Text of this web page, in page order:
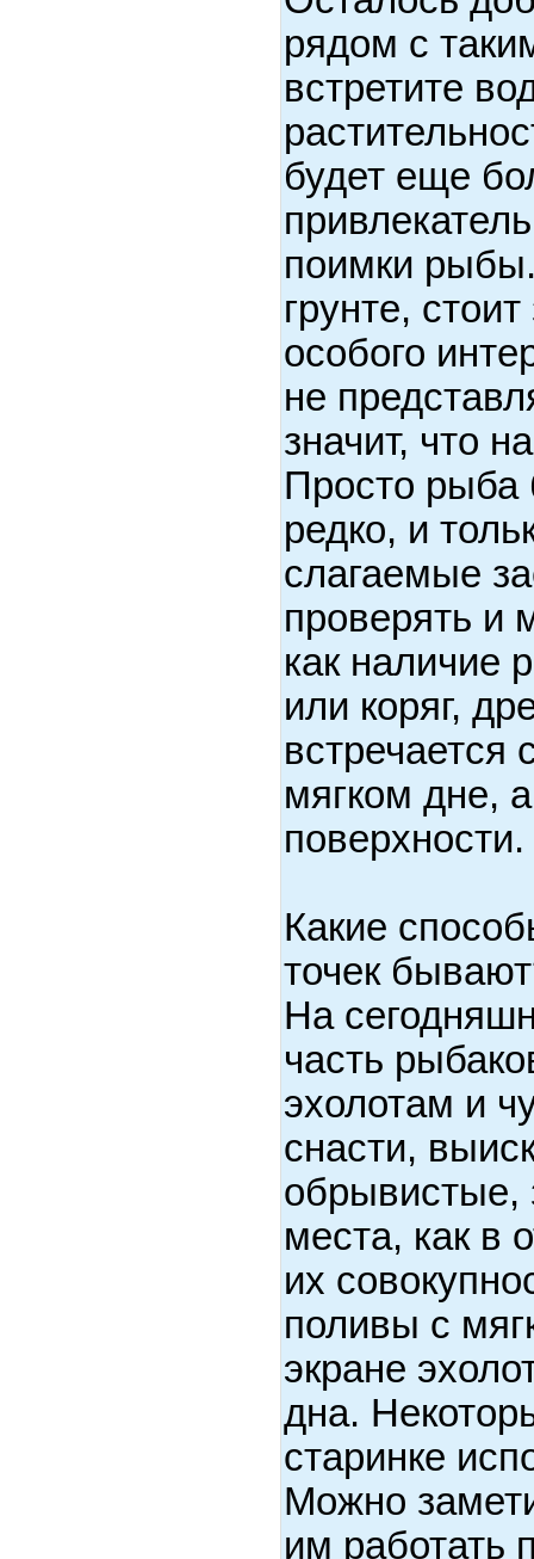
рядом с
встретите
будет еще
поимки
грунте,
особого
не
значит, что
Просто рыба
редко, и
слагаемые
проверять и
как наличие
или коряг,
встречается
мягком дне,
поверхности.
Какие
точек
На
часть
эхолотам и
снасти,
обрывистые,
места, как в
их
поливы с
экране
дна.
старинке
Можно
им работать